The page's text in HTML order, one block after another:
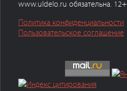
www.uldelo.ru обязательна. 12+
Политика конфиденциальности
Пользовательское соглашение